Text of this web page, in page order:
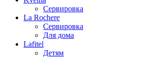
Сервировка
La Rochere
Сервировка
Для дома
Lafitel
Детям